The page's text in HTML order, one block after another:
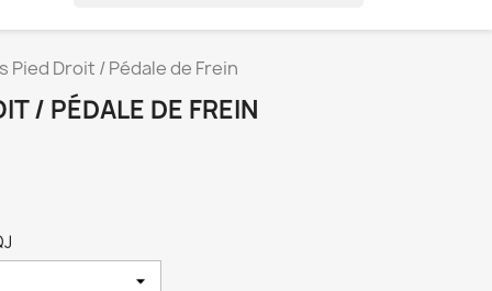
Pied Droit / Pédale de Frein
/ PÉDALE DE FREIN